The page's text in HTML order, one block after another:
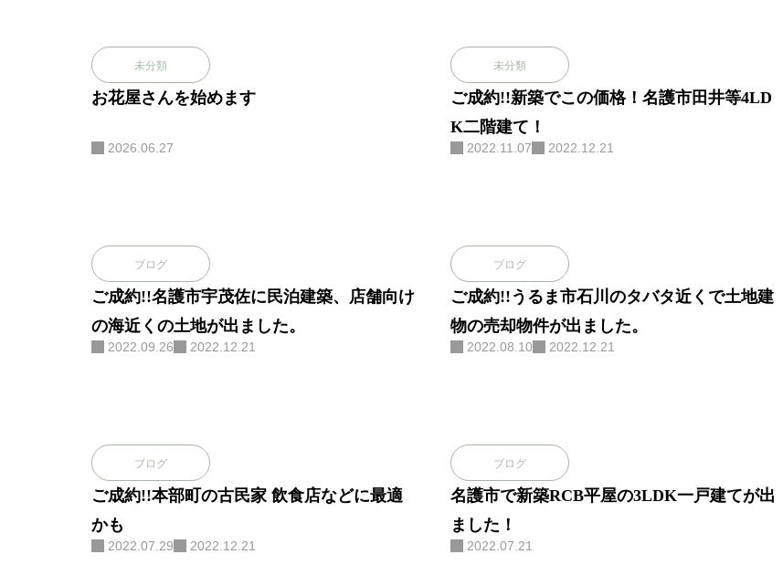
未分類
お花屋さんを始めます
2026.06.27
未分類
ご成約!!新築でこの価格！名護市田井等4LD
K二階建て！
2022.11.07 2022.12.21
ブログ
ご成約!!名護市宇茂佐に民泊建築、店舗向け
の海近くの土地が出ました。
2022.09.26 2022.12.21
ブログ
ご成約!!うるま市石川のタバタ近くで土地建
物の売却物件が出ました。
2022.08.10 2022.12.21
ブログ
ご成約!!本部町の古民家 飲食店などに最適
かも
2022.07.29 2022.12.21
ブログ
名護市で新築RCB平屋の3LDK一戸建てが出
ました！
2022.07.21